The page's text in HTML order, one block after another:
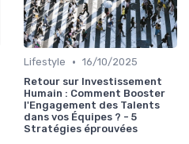
Lifestyle • 16/10/2025
Retour sur Investissement
Humain : Comment Booster
l'Engagement des Talents
dans vos Équipes ? - 5
Stratégies éprouvées